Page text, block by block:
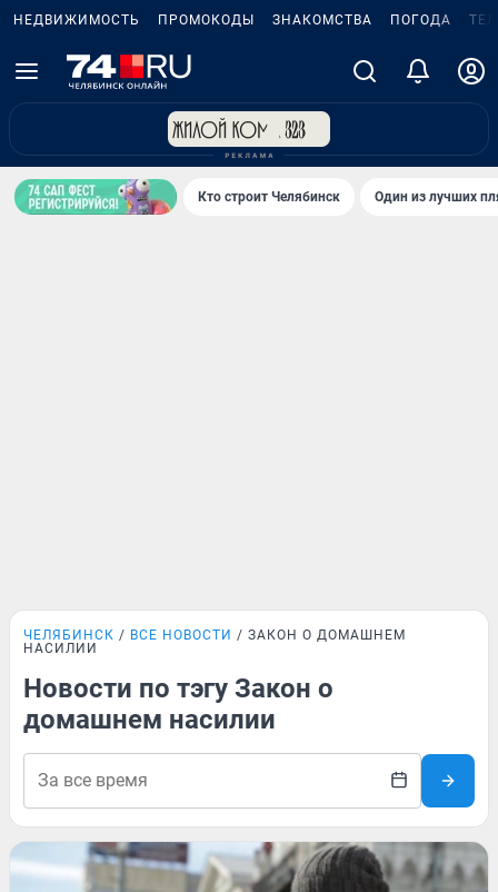
НЕДВИЖИМОСТЬ ПРОМОКОДЫ ЗНАКОМСТВА ПОГОДА
Кто строит Челябинск Один из лучших
ЧЕЛЯБИНСК ВСЕ НОВОСТИ
ЗАКОН О ДОМАШНЕМ
НАСИЛИИ
Новости по тэгу Закон о
домашнем насилии